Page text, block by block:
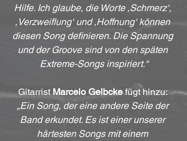
Hilfe. Ich glaube, die Worte ‚Schmerz‘,
‚Verzweiflung‘ und ‚Hoffnung‘ können
diesen Song definieren. Die Spannung
und der Groove sind von den späten
Extreme-Songs inspiriert.“
Gitarrist Marcelo Gelbcke fügt hinzu:
„Ein Song, der eine andere Seite der
Band erkundet. Es ist einer unserer
härtesten Songs mit einem